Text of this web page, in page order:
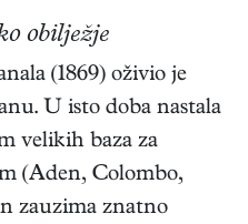
obilježje
(1869) oživio je
U isto doba nastala
velikih baza za
(Aden, Colombo,
zauzima znatno